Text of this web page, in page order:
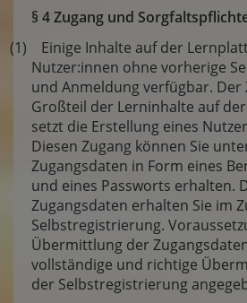
§ 4 Zugang und
(1) Einige Inhalte auf der
Nutzer:innen ohne vorherige
und Anmeldung verfügbar. Der
Großteil der Lerninhalte auf
setzt die Erstellung eines
Diesen Zugang können Sie
Zugangsdaten in Form eines
und eines Passworts erhalten.
Zugangsdaten erhalten Sie im
Selbstregistrierung.
Übermittlung der
vollständige und richtige
der Selbstregistrierung